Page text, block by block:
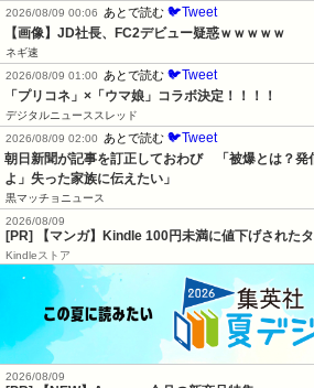
2026/08/09 00:06 あとで読む 🐦Tweet
【画像】JD社長、FC2デビュー疑惑ｗｗｗｗｗ
ネギ速
2026/08/09 01:00 あとで読む 🐦Tweet
「プリコネ」×「ウマ娘」コラボ決定！！！！
デジタルニューススレッド
2026/08/09 02:00 あとで読む 🐦Tweet
朝日新聞が記事を訂正しておわび　「被爆とは？
よ」失った家族に伝えたい」
黒マッチョニュース
2026/08/09
[PR] 【マンガ】Kindle 100円未満に値下げされた
Kindleストア
2026/08/09